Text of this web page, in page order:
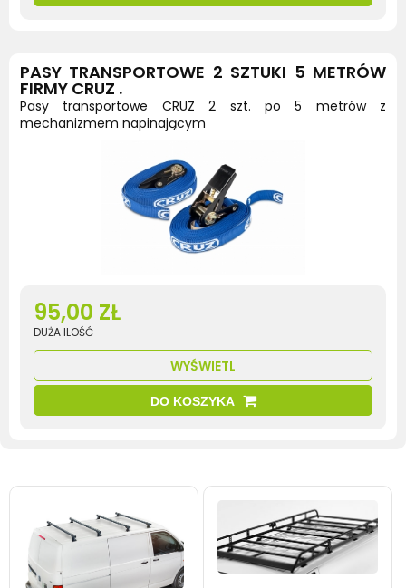
PASY TRANSPORTOWE 2 SZTUKI 5 METRÓW
FIRMY CRUZ .
Pasy transportowe CRUZ 2 szt. po 5 metrów z
mechanizmem napinającym
95,00 ZŁ
DUŻA ILOŚĆ
WYŚWIETL
DO KOSZYKA